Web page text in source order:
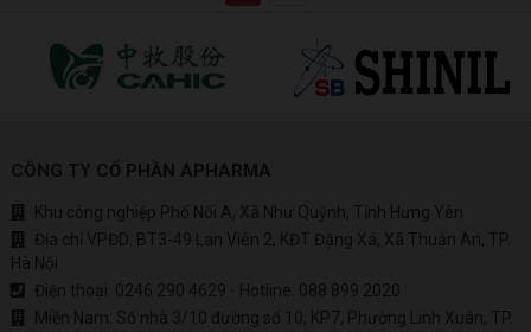
CÔNG TY CỔ PHẦN APHARMA
Khu công nghiệp Phố Nối A, Xã Như Quỳnh, Tỉnh Hưng Yên
Địa chỉ VPĐD: BT3-49 Lan Viên 2, KĐT Đặng Xá, Xã Thuận An, TP.
Hà Nội
Điện thoại: 0246 290 4629 - Hotline: 088 899 2020
Miền Nam: Số nhà 3/10 đường số 10, KP7, Phường Linh Xuân, TP.